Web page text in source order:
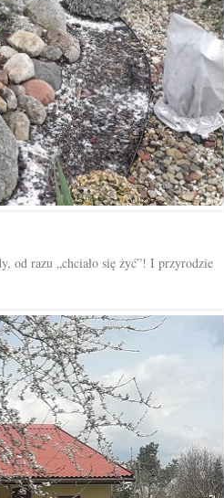
od razu „chciało się żyć”! I przyrodzie